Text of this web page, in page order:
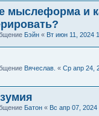
мыслеформа и
Бэйн « Вт июн 11, 2024
Вячеслав. « Ср апр 24,
Батон « Вс апр 07, 2024